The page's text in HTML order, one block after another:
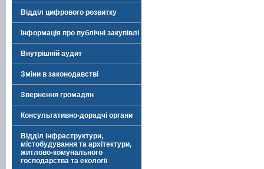
Відділ цифрового розвитку
Інформація про публічні закупівлі
Внутрішній аудит
Зміни в законодавстві
Звернення громадян
Консультативно-дорадчі органи
Відділ інфраструктури,
містобудування та архітектури,
житлово-комунального
господарства та екології